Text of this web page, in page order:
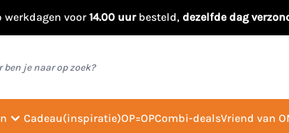
werkdagen voor 14.00 uurbesteld, dezelfde dag
ben je naar op zoek?
Cadeau(inspiratie)OP=OPCombi-dealsVriend van